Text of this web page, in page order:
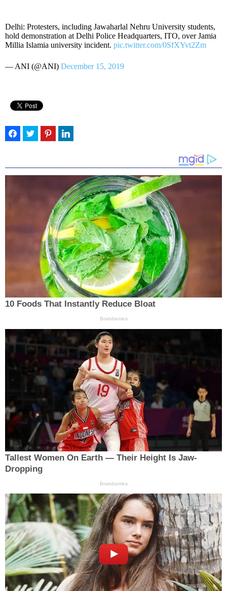
Delhi: Protesters, including Jawaharlal Nehru University students,
hold demonstration at Delhi Police Headquarters, ITO, over Jamia
Millia Islamia university incident. pic.twitter.com/0SfXYvt2Zm
— ANI (@ANI) December 15, 2019